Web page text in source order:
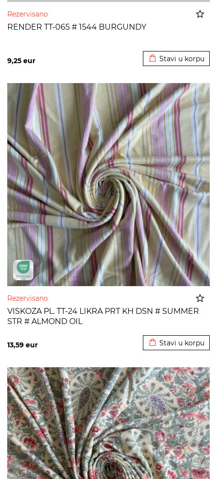
Rezervisano
RENDER TT-065 # 1544 BURGUNDY
9,25 eur Stavi u korpu
Rezervisano
VISKOZA PL. TT-24 LIKRA PRT KH DSN # SUMMER
STR # ALMOND OIL
13,59 eur Stavi u korpu